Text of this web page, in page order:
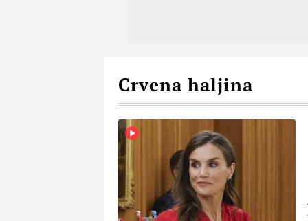
Crvena haljina